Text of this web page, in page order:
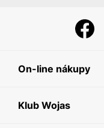
On-line nákupy
Klub Wojas